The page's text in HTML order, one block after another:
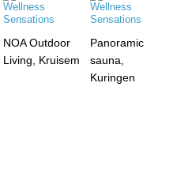
NOA Outdoor
Living, Kruisem
Panoramic
sauna,
Kuringen